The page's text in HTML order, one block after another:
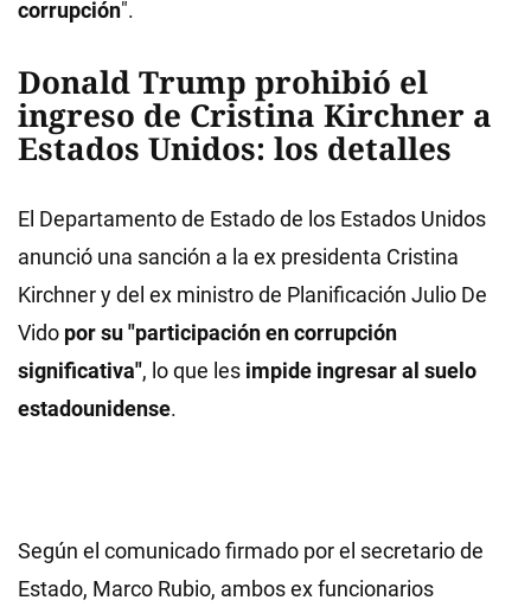
corrupción".
Donald Trump prohibió el
ingreso de Cristina Kirchner a
Estados Unidos: los detalles
El Departamento de Estado de los Estados Unidos
anunció una sanción a la ex presidenta Cristina
Kirchner y del ex ministro de Planificación Julio De
Vido por su "participación en corrupción
significativa", lo que les impide ingresar al suelo
estadounidense.
Según el comunicado firmado por el secretario de
Estado, Marco Rubio, ambos ex funcionarios